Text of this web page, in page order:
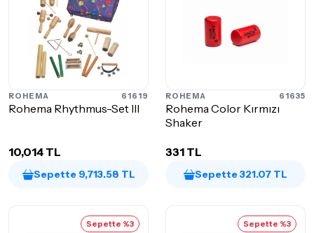
ROHEMA 61619
Rohema Rhythmus-Set III
10,014 TL
Sepette 9,713.58 TL
ROHEMA 61635
Rohema Color Kırmızı
Shaker
331 TL
Sepette 321.07 TL
Sepette %3 Sepette %3